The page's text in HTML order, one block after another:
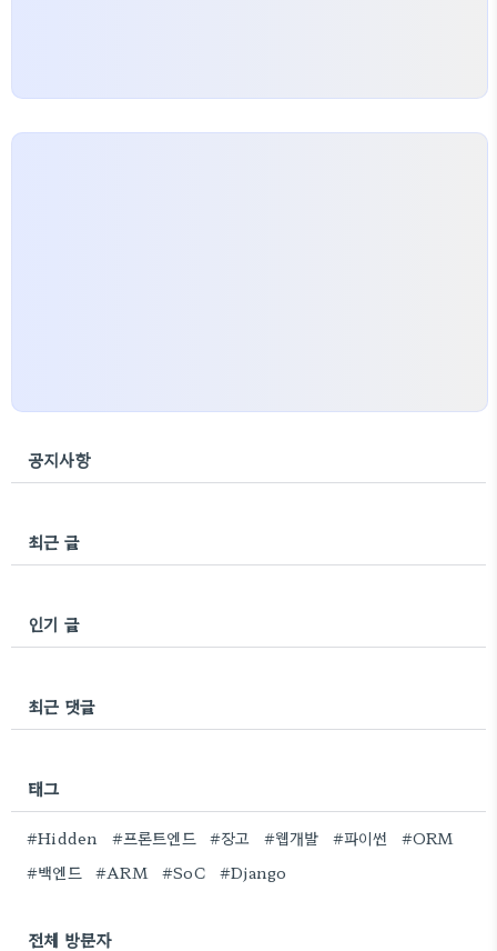
공지사항
최근 글
인기 글
최근 댓글
태그
#Hidden #프론트엔드 #장고 #웹개발 #파이썬
#ORM
#백엔드
#ARM #SoC #Django
전체 방문자